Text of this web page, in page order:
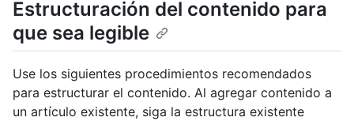
Estructuración del contenido para
que sea legible
Use los siguientes procedimientos recomendados
para estructurar el contenido. Al agregar contenido a
un artículo existente, siga la estructura existente